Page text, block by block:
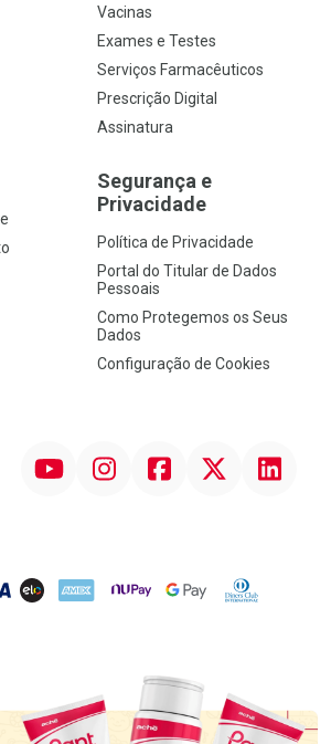
Vacinas
Exames e Testes
Serviços Farmacêuticos
Prescrição Digital
Assinatura
Segurança e
Privacidade
Política de Privacidade
Portal do Titular de Dados
Pessoais
Como Protegemos os Seus
Dados
Configuração de Cookies
InstagramFacebookTwitter Linkedin
ELO AMEX NuPay Google PayDiners Club
Destaque